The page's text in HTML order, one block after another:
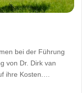
bei der Führung
von Dr. Dirk van
ihre Kosten.…